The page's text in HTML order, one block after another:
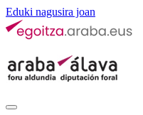
Eduki nagusira joan